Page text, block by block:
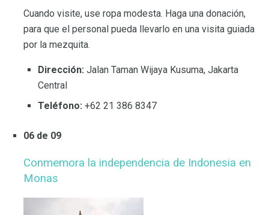
Cuando visite, use ropa modesta. Haga una donación,
para que el personal pueda llevarlo en una visita guiada
por la mezquita.
Dirección: Jalan Taman Wijaya Kusuma, Jakarta
Central
Teléfono: +62 21 386 8347
06 de 09
Conmemora la independencia de Indonesia en
Monas